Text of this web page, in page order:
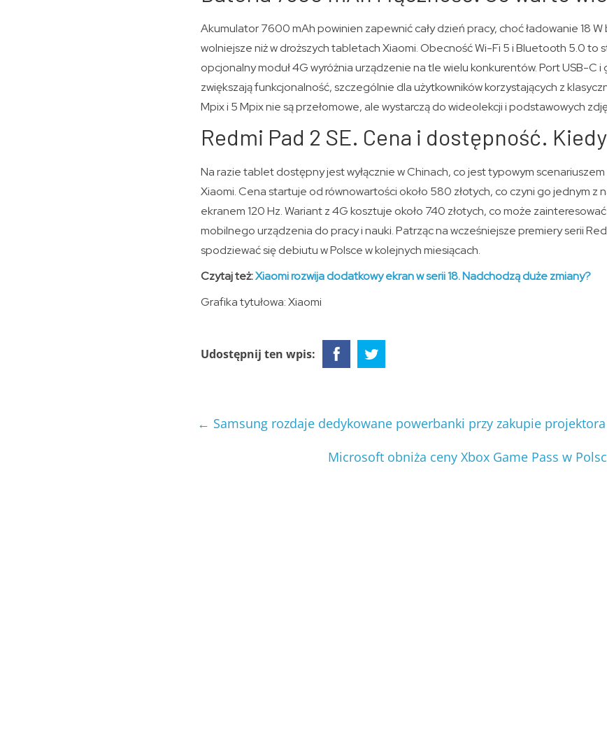
Akumulator 7600 mAh powinien zapewnić cały dzień pracy, choć ładowanie 18
wolniejsze niż w droższych tabletach Xiaomi. Obecność Wi-Fi 5 i Bluetooth 5.0 to
opcjonalny moduł 4G wyróżnia urządzenie na tle wielu konkurentów. Port USB-C i
zwiększają funkcjonalność, szczególnie dla użytkowników korzystających z
Mpix i 5 Mpix nie są przełomowe, ale wystarczą do wideolekcji i podstawowych
Redmi Pad 2 SE. Cena i dostępność.
Na razie tablet dostępny jest wyłącznie w Chinach, co jest typowym
Xiaomi. Cena startuje od równowartości około 580 złotych, co czyni go jednym z
ekranem 120 Hz. Wariant z 4G kosztuje około 740 złotych, co może
mobilnego urządzenia do pracy i nauki. Patrząc na wcześniejsze premiery serii
spodziewać się debiutu w Polsce w kolejnych miesiącach.
Czytaj też:Xiaomi rozwija dodatkowy ekran w serii 18. Nadchodzą duże zmiany?
Grafika tytułowa: Xiaomi
Udostępnij ten wpis:
← Samsung rozdaje dedykowane powerbanki przy zakupie
Microsoft obniża ceny Xbox Game Pass w